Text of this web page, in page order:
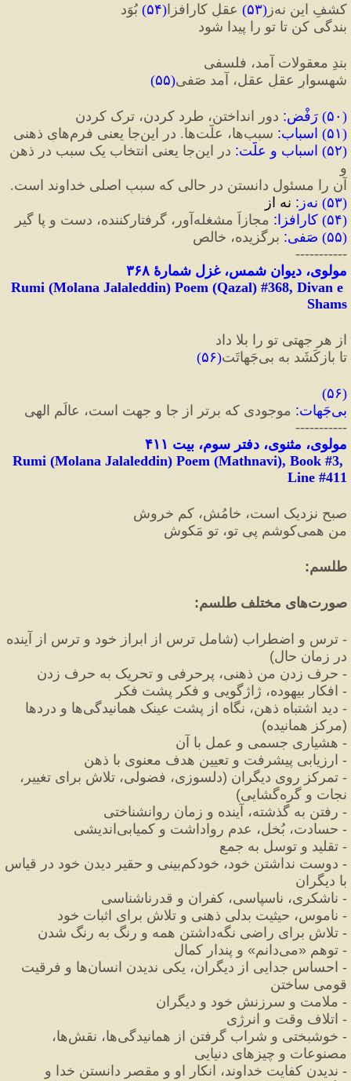
کشفِ این نه‌ز (۵۳) عقلِ کارافزا(۵۴) بُوَد
بندگی کن تا تو را پیدا شود
بندِ معقولات آمد، فلسفی
شهسوارِ عقلِ عقل، آمد صَفی(۵۵)
( ۵۰) رَفْض: دور انداختن، طرد کردن، ترک کردن
(۵۱) اسباب: سبب‌ها، علّت‌ها. در این‌جا یعنی فرم‌هایِ ذهنی
(۵۲) اسباب و علّت:
و
آن را مسئول دانستن در حالی که سببِ اصلی خداوند است.
(۵۳) نه‌ز : نه از
(۵۴) کارافزا: مجازاً مشغله‌آور، گرفتارکننده، دست و پا گیر
(۵۵) صَفی: برگزیده، خالص
-----------
مولوی، دیوان شمس، غزل شمارهٔ ۳۶۸
Rumi (Molana Jalaleddin) Poem (Qazal) #368, Divan e
Shams
از هر جهتی تو را بلا داد
تا بازکَشَد به بی‌جَهاتَت
(۵۶)
(۵۶)
بی‌جَهات
: موجودی که برتر از جا و جهت است، عالَمِ الهی
-----------
مولوی، مثنوی، دفتر سوم، بیت ۴۱۱
Rumi (Molana Jalaleddin) Poem (Mathnavi), Book #3,
Line #411
صبح نزدیک‌ است، خامُش، کم‌ خروش
من همی‌کوشم پیِ تو، تو مَکوش
طلسم:
صورت‌های مختلف طلسم :
- ترس و اضطراب (
در زمان حال)
- حرف زدنِ من ذهنی، پرحرفی و تحریک به حرف زدن
- افکار بیهوده، ژاژگویی و فکر پشت فکر
- دید اشتباه ذهن، نگاه از پشت عینک همانیدگی‌ها و دردها
(مرکز همانیده)
- هشیاری جسمی و عمل با آن
- ارزیابی پیشرفت و تعیین هدف معنوی با ذهن
- تمرکز روی دیگران (
نجات و گره‌گشایی
)
- رفتن به گذشته، آینده و زمان روانشناختی
- حسادت، بُخل، عدم رواداشت و کمیابی‌اندیشی
- تقلید و توسل به جمع
-
با دیگران
- ناشکری، ناسپاسی، کفران و قدرناشناسی
- ناموس، حیثیت بدلی ذهنی و تلاش برای اثبات خود
- تلاش برای راضی نگه‌داشتن همه و رنگ به رنگ شدن
- توهم «می‌دانم » و پندار کمال
-
قومی ساختن
- ملامت و سرزنش خود و دیگران
- اتلاف وقت و انرژی
-
مصنوعات و چیزهای دنیایی
-